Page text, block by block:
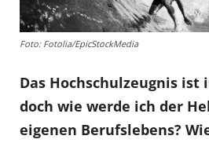
Foto: Fotolia/EpicStockMedia
Das Hochschulzeugnis ist
doch wie werde ich der
eigenen Berufslebens?